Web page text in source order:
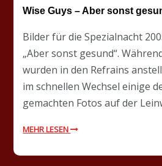
Wise Guys – Aber sonst
Bilder für die Spezialnacht
„Aber sonst gesund“.
wurden in den Refrains
im schnellen Wechsel einige
gemachten Fotos auf der
MEHR LESEN